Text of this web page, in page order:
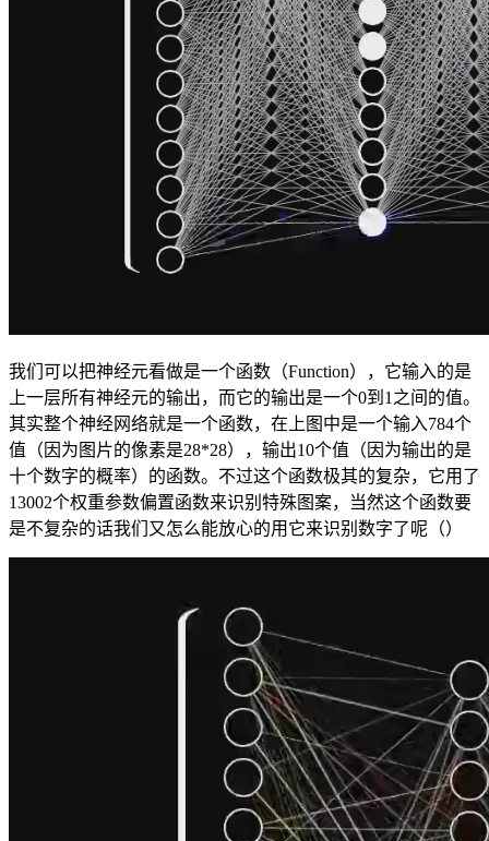
我们可以把神经元看做是一个函数（Function），它输入的是
上一层所有神经元的输出，而它的输出是一个0到1之间的值。
其实整个神经网络就是一个函数，在上图中是一个输入784个
值（因为图片的像素是28*28），输出10个值（因为输出的是
十个数字的概率）的函数。不过这个函数极其的复杂，它用了
13002个权重参数偏置函数来识别特殊图案，当然这个函数要
是不复杂的话我们又怎么能放心的用它来识别数字了呢（）